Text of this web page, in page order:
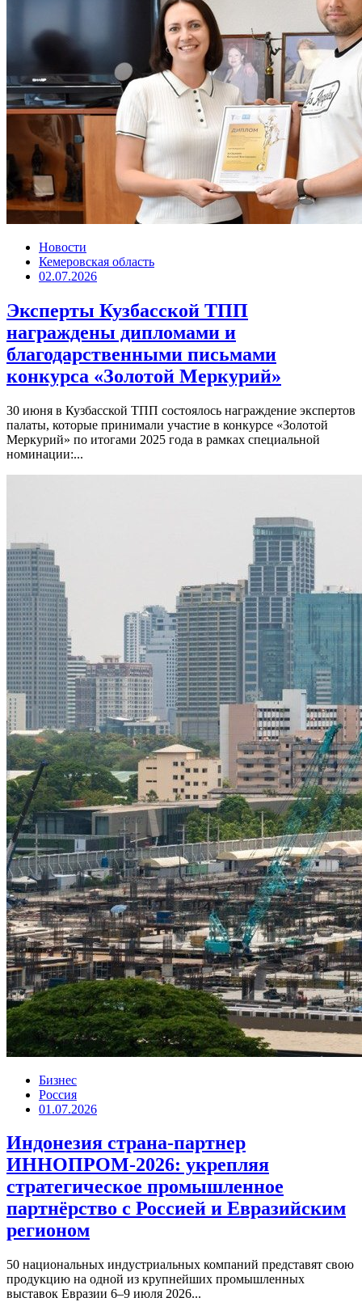
Новости
Кемеровская область
02.07.2026
Эксперты Кузбасской ТПП
награждены дипломами и
благодарственными письмами
конкурса «Золотой Меркурий»
30 июня в Кузбасской ТПП состоялось награждение экспертов
палаты, которые принимали участие в конкурсе «Золотой
Меркурий» по итогами 2025 года в рамках специальной
номинации:...
Бизнес
Россия
01.07.2026
Индонезия страна-партнер
ИННОПРОМ-2026: укрепляя
стратегическое промышленное
партнёрство с Россией и Евразийским
регионом
50 национальных индустриальных компаний представят свою
продукцию на одной из крупнейших промышленных
выставок Евразии 6–9 июля 2026...